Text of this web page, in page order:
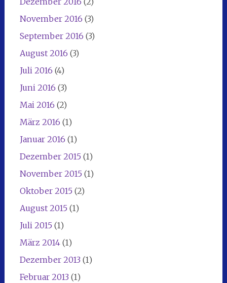
November 2016 (3)
September 2016 (3)
August 2016 (3)
Juli 2016 (4)
Juni 2016 (3)
Mai 2016 (2)
März 2016 (1)
Januar 2016 (1)
Dezember 2015 (1)
November 2015 (1)
Oktober 2015 (2)
August 2015 (1)
Juli 2015 (1)
März 2014(1)
Dezember 2013 (1)
Februar 2013 (1)